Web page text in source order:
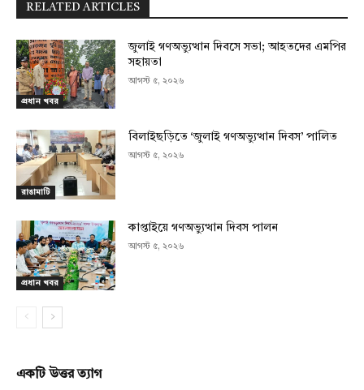
RELATED ARTICLES
প্রধান খবর
জুলাই গণঅভ্যুত্থান দিবসে সভা; আহতদের এমপির
সহায়তা
আগস্ট ৫, ২০২৬
রাঙামাটি
বিলাইছড়িতে ‘জুলাই গণঅভ্যুত্থান দিবস’ পালিত
আগস্ট ৫, ২০২৬
প্রধান খবর
কাপ্তাইয়ে গণঅভ্যুত্থান দিবস পালন
আগস্ট ৫, ২০২৬
একটি উত্তর ত্যাগ